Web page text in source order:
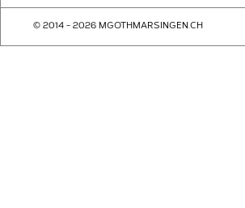
© 2014 - 2026 MGOTHMARSINGEN.CH